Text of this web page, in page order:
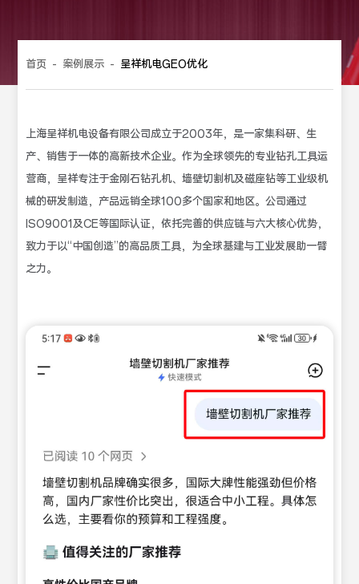
首页 - 案例展示 - 呈祥机电GEO优化
上海呈祥机电设备有限公司成立于2003年，是一家集科研、生
产、销售于一体的高新技术企业。作为全球领先的专业钻孔工具运
营商，呈祥专注于金刚石钻孔机、墙壁切割机及磁座钻等工业级机
械的研发制造，产品远销全球100多个国家和地区。公司通过
ISO9001及CE等国际认证，依托完善的供应链与六大核心优势，
致力于以“中国创造”的高品质工具，为全球基建与工业发展助一臂
之力。